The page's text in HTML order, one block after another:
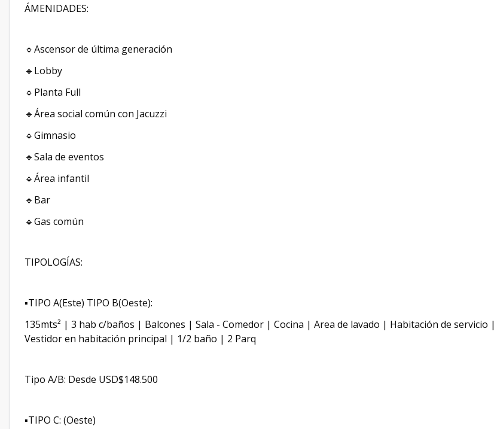
ÁMENIDADES:
🔹Ascensor de última generación
🔹Lobby
🔹Planta Full
🔹Área social común con Jacuzzi
🔹Gimnasio
🔹Sala de eventos
🔹Área infantil
🔹Bar
🔹Gas común
TIPOLOGÍAS:
▪️TIPO A(Este) TIPO B(Oeste):
135mts² | 3 hab c/baños | Balcones | Sala - Comedor | Cocina | Area de lavado | Habitación de servicio |
Vestidor en habitación principal | 1/2 baño | 2 Parq
Tipo A/B: Desde USD$148.500
▪️TIPO C: (Oeste)